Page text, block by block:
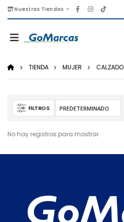
Nuestras Tiendas
TIENDA MUJER CALZADO
FILTROS
No hay registros para mostrar